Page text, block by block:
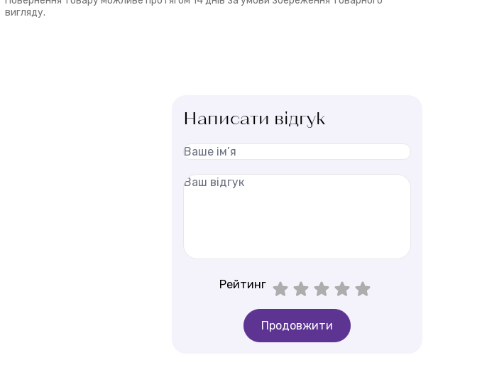
вигляду.
Написати відгук
Рейтинг
Продовжити